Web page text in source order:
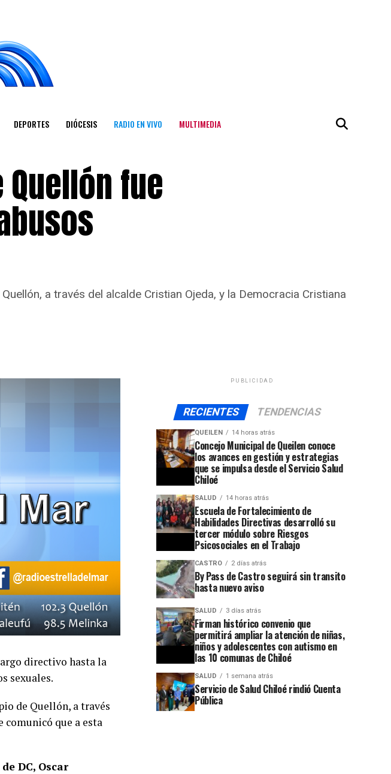
DEPORTES DIÓCESIS RADIO EN VIVO MULTIMEDIA
fue
a través del alcalde Cristian Ojeda, y la Democracia Cristiana
directivo hasta la
sexuales.
de Quellón, a través
que a esta
DC, Oscar
PUBLICIDAD
RECIENTES TENDENCIAS
QUEILEN 14 horas atrás
Concejo Municipal de Queilen conoce
los avances en gestión y estrategias
que se impulsa desde el Servicio Salud
Chiloé
SALUD 14 horas atrás
Escuela de Fortalecimiento de
Habilidades Directivas desarrolló su
tercer módulo sobre Riesgos
Psicosociales en el Trabajo
CASTRO 2 días atrás
By Pass de Castro seguirá sin transito
hasta nuevo aviso
SALUD 3 días atrás
Firman histórico convenio que
permitirá ampliar la atención de niñas,
niños y adolescentes con autismo en
las 10 comunas de Chiloé
SALUD 1 semana atrás
Servicio de Salud Chiloé rindió Cuenta
Pública